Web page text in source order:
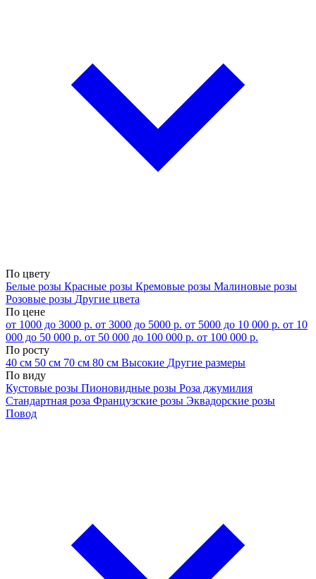
По цвету
Белые розы Красные розы Кремовые розы Малиновые розы
Розовые розы Другие цвета
По цене
от 1000 до 3000 р. от 3000 до 5000 р. от 5000 до 10 000 р. от 10
000 до 50 000 р. от 50 000 до 100 000 р. от 100 000 р.
По росту
40 см 50 см 70 см 80 см Высокие Другие размеры
По виду
Кустовые розы Пионовидные розы Роза джумилия
Стандартная роза Французские розы Эквадорские розы
Повод